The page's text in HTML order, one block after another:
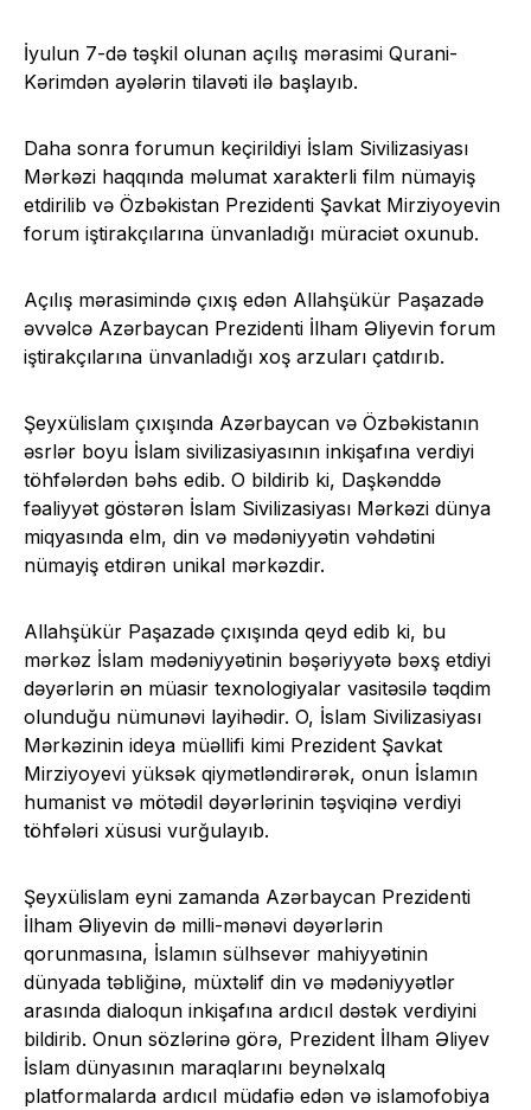
İyulun 7-də təşkil olunan açılış mərasimi Qurani-
Kərimdən ayələrin tilavəti ilə başlayıb.
Daha sonra forumun keçirildiyi İslam Sivilizasiyası
Mərkəzi haqqında məlumat xarakterli film nümayiş
etdirilib və Özbəkistan Prezidenti Şavkat Mirziyoyevin
forum iştirakçılarına ünvanladığı müraciət oxunub.
Açılış mərasimində çıxış edən Allahşükür Paşazadə
əvvəlcə Azərbaycan Prezidenti İlham Əliyevin forum
iştirakçılarına ünvanladığı xoş arzuları çatdırıb.
Şeyxülislam çıxışında Azərbaycan və Özbəkistanın
əsrlər boyu İslam sivilizasiyasının inkişafına verdiyi
töhfələrdən bəhs edib. O bildirib ki, Daşkənddə
fəaliyyət göstərən İslam Sivilizasiyası Mərkəzi dünya
miqyasında elm, din və mədəniyyətin vəhdətini
nümayiş etdirən unikal mərkəzdir.
Allahşükür Paşazadə çıxışında qeyd edib ki, bu
mərkəz İslam mədəniyyətinin bəşəriyyətə bəxş etdiyi
dəyərlərin ən müasir texnologiyalar vasitəsilə təqdim
olunduğu nümunəvi layihədir. O, İslam Sivilizasiyası
Mərkəzinin ideya müəllifi kimi Prezident Şavkat
Mirziyoyevi yüksək qiymətləndirərək, onun İslamın
humanist və mötədil dəyərlərinin təşviqinə verdiyi
töhfələri xüsusi vurğulayıb.
Şeyxülislam eyni zamanda Azərbaycan Prezidenti
İlham Əliyevin də milli-mənəvi dəyərlərin
qorunmasına, İslamın sülhsevər mahiyyətinin
dünyada təbliğinə, müxtəlif din və mədəniyyətlər
arasında dialoqun inkişafına ardıcıl dəstək verdiyini
bildirib. Onun sözlərinə görə, Prezident İlham Əliyev
İslam dünyasının maraqlarını beynəlxalq
platformalarda ardıcıl müdafiə edən və islamofobiya